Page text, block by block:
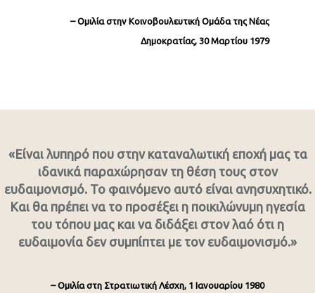
– Ομιλία στην Κοινοβουλευτική Ομάδα της Νέας
Δημοκρατίας, 30 Μαρτίου 1979
«Είναι λυπηρό που στην καταναλωτική εποχή μας τα
ιδανικά παραχώρησαν τη θέση τους στον
ευδαιμονισμό. Το φαινόμενο αυτό είναι ανησυχητικό.
Και θα πρέπει να το προσέξει η ποικιλώνυμη ηγεσία
του τόπου μας και να διδάξει στον λαό ότι η
ευδαιμονία δεν συμπίπτει με τον ευδαιμονισμό.»
– Ομιλία στη Στρατιωτική Λέσχη, 1 Ιανουαρίου 1980